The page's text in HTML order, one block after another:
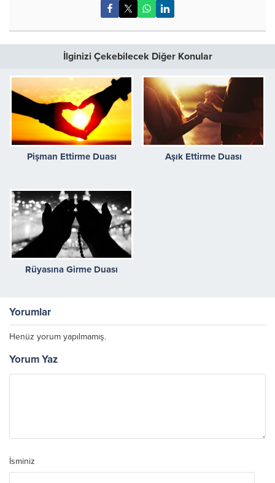
İlginizi Çekebilecek Diğer Konular
Pişman Ettirme Duası Aşık Ettirme Duası
Rüyasına Girme Duası
Yorumlar
Henüz yorum yapılmamış.
Yorum Yaz
İsminiz